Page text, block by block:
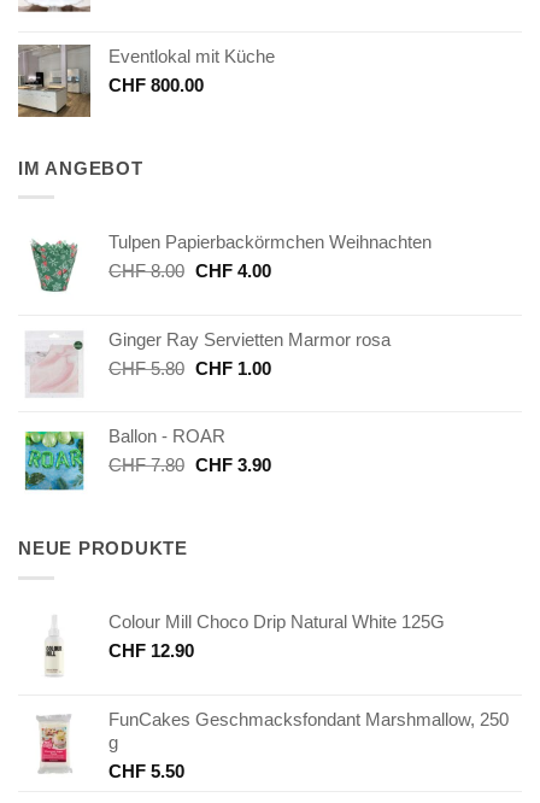
Eventlokal mit Küche
CHF 800.00
IM ANGEBOT
Tulpen Papierbackörmchen Weihnachten
CHF8.00 Ursprünglicher
CHF 8.00
CHF4.00Aktueller
CHF 4.00.
Ginger Ray Servietten Marmor rosa
CHF5.80 Ursprünglicher
CHF 5.80
CHF1.00Aktueller
Ballon - ROAR
CHF7.80 Ursprünglicher
CHF3.90Aktueller
NEUE PRODUKTE
Colour Mill Choco Drip Natural White 125G
CHF 12.90
FunCakes Geschmacksfondant Marshmallow, 250
g
CHF 5.50